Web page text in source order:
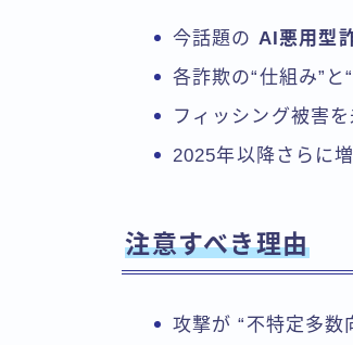
今話題の AI悪用型
各詐欺の“仕組み”
フィッシング被害
2025年以降さらに
注意すべき理由
攻撃が “不特定多数